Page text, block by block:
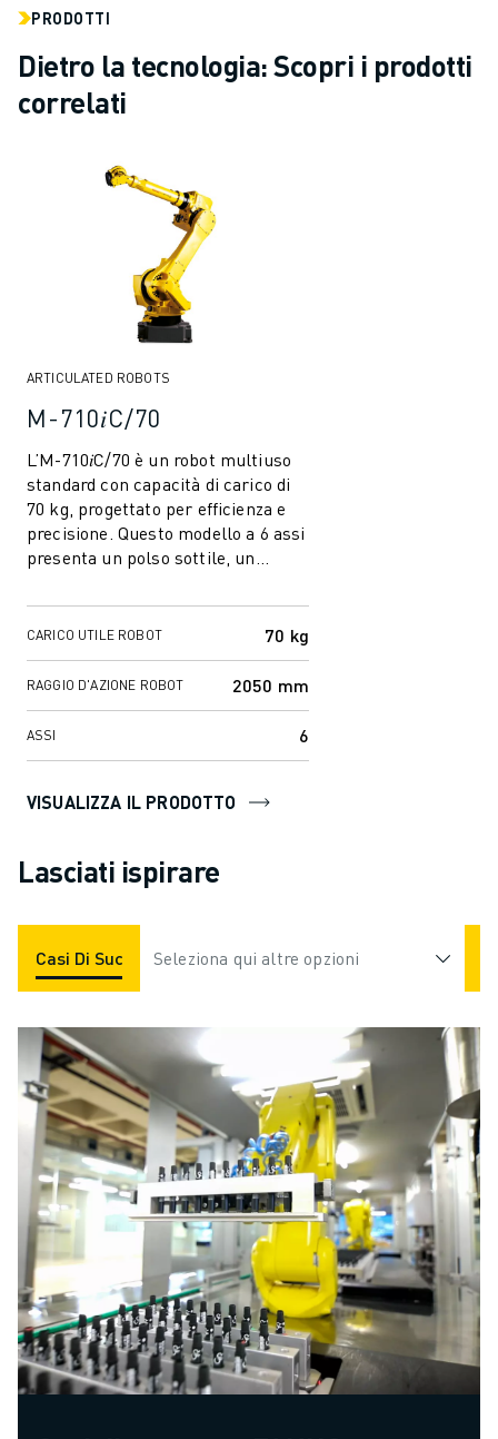
PRODOTTI
Dietro la tecnologia: Scopri i prodotti
correlati
ARTICULATED ROBOTS
M-710𝑖C/70
L’M-710𝑖C/70 è un robot multiuso
standard con capacità di carico di
70 kg, progettato per efficienza e
precisione. Questo modello a 6 assi
presenta un polso sottile, un
CARICO UTILE ROBOT 70 kg
RAGGIO D'AZIONE ROBOT 2050 mm
ASSI 6
VISUALIZZA IL PRODOTTO
Lasciati ispirare
Casi Di Successo Applicazioni Industrie
Seleziona qui altre opzioni